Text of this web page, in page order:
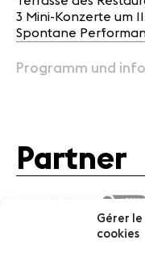
Gérer
cookies
3 Mini-Konzerte um
Spontane
Programm und
Partner